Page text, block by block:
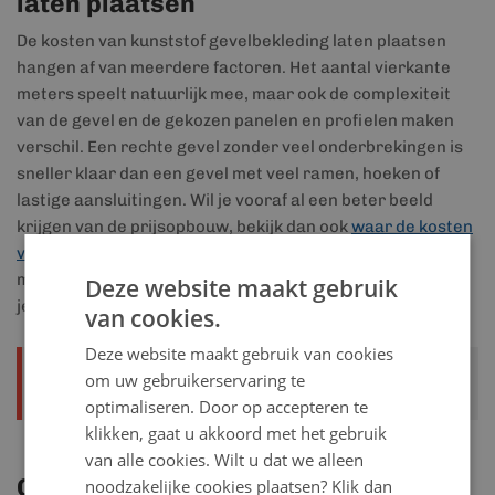
De kosten van kunststof gevelbekleding laten plaatsen
hangen af van meerdere factoren. Het aantal vierkante
meters speelt natuurlijk mee, maar ook de complexiteit
van de gevel en de gekozen panelen en profielen maken
verschil. Een rechte gevel zonder veel onderbrekingen is
sneller klaar dan een gevel met veel ramen, hoeken of
lastige aansluitingen. Wil je vooraf al een beter beeld
krijgen van de prijsopbouw, bekijk dan ookwaar de kosten
van kunststof gevelbekleding van afhangen
maken we een offerte op maat, zodat je vooraf weet waar
je aan toe bent.
Vraag vrijblijvend
een offerte aan
Offerte aanvragen
Contact en advies
Deze website maakt gebruik
van cookies.
Deze website maakt gebruik van cookies
om uw gebruikerservaring te
optimaliseren. Door op accepteren te
klikken, gaat u akkoord met het gebruik
van alle cookies. Wilt u dat we alleen
noodzakelijke cookies plaatsen? Klik dan